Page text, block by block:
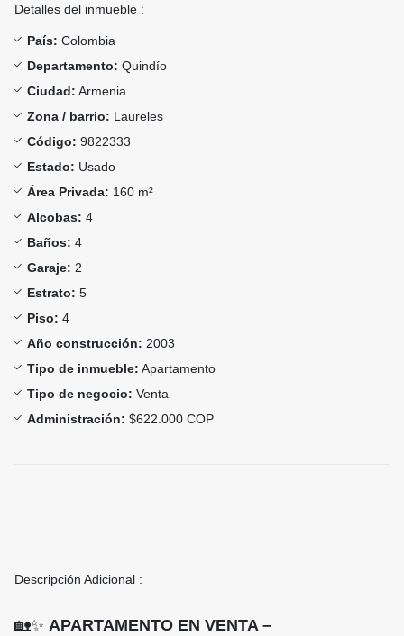
Detalles del inmueble :
País: Colombia
Departamento: Quindío
Ciudad: Armenia
Zona / barrio: Laureles
Código: 9822333
Estado: Usado
Área Privada: 160 m²
Alcobas: 4
Baños: 4
Garaje: 2
Estrato: 5
Piso: 4
Año construcción: 2003
Tipo de inmueble: Apartamento
Tipo de negocio: Venta
Administración: $622.000 COP
Descripción Adicional :
🏡✨ APARTAMENTO EN VENTA –